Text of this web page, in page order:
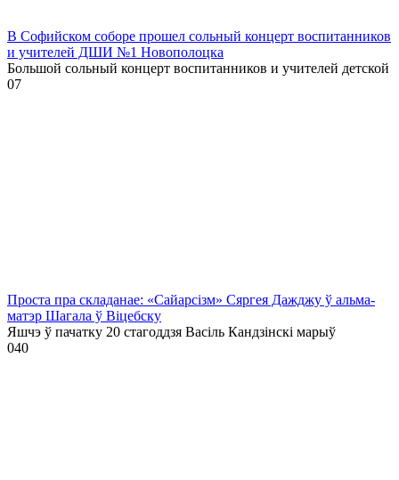
В Софийском соборе прошел сольный концерт воспитанников
и учителей ДШИ №1 Новополоцка
Большой сольный концерт воспитанников и учителей детской
07
Проста пра складанае: «Сайарсізм» Сяргея Дажджу ў альма-
матэр Шагала ў Віцебску
Яшчэ ў пачатку 20 стагоддзя Васіль Кандзінскі марыў
040